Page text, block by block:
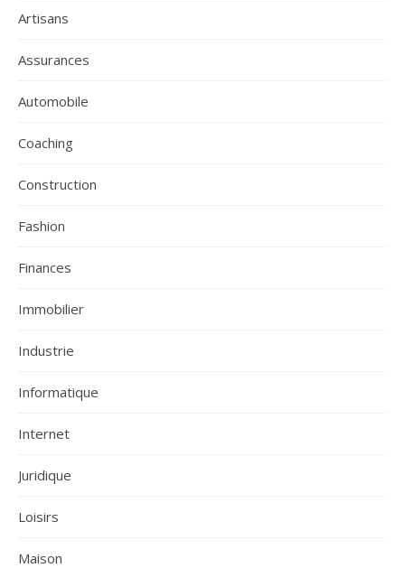
Artisans
Assurances
Automobile
Coaching
Construction
Fashion
Finances
Immobilier
Industrie
Informatique
Internet
Juridique
Loisirs
Maison